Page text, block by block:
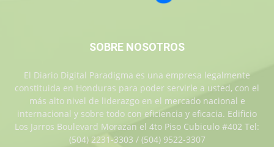
SOBRE NOSOTROS
El Diario Digital Paradigma es una empresa legalmente
constituida en Honduras para poder servirle a usted, con el
más alto nivel de liderazgo en el mercado nacional e
internacional y sobre todo con eficiencia y eficacia. Edificio
Los Jarros Boulevard Morazan el 4to Piso Cubiculo #402 Tel:
(504) 2231-3303 / (504) 9522-3307